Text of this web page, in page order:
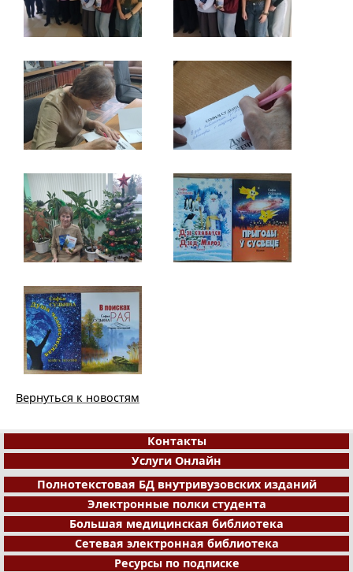
Вернуться к новостям
Контакты
Услуги Онлайн
Полнотекстовая БД внутривузовских изданий
Электронные полки студента
Большая медицинская библиотека
Сетевая электронная библиотека
Ресурсы по подписке